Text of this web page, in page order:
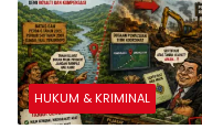
HUKUM & KRIMINAL